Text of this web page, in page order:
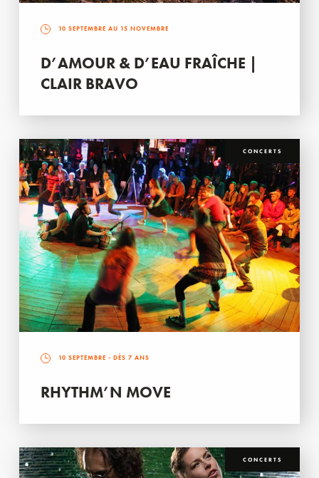
10 SEPTEMBRE AU 15 NOVEMBRE
D’AMOUR & D’EAU FRAÎCHE |
CLAIR BRAVO
CONCERTS
10 SEPTEMBRE - DÈS 7 ANS
RHYTHM’N MOVE
CONCERTS